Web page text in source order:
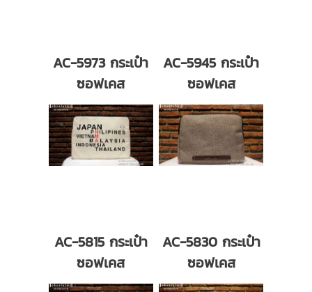
AC-5973 กระเป๋า
ซอฟเคส
AC-5945 กระเป๋า
ซอฟเคส
AC-5815 กระเป๋า
ซอฟเคส
AC-5830 กระเป๋า
ซอฟเคส